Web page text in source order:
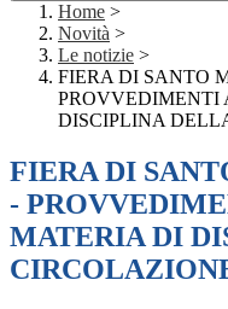
Home >
Novità >
Le notizie >
FIERA DI SANTO
PROVVEDIMENTI
DISCIPLINA
FIERA DI
-
MATERIA DI